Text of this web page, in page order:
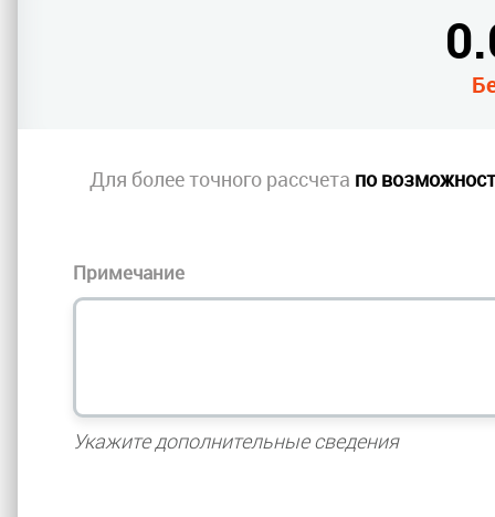
Для более точного рассчета по
Примечание
Укажите дополнительные сведения